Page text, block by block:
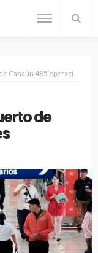
485 operaciones
de